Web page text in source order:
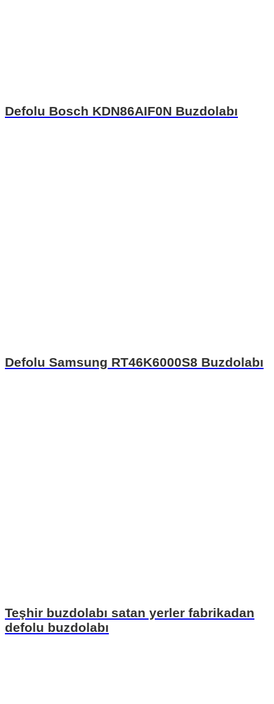
Defolu Bosch KDN86AIF0N Buzdolabı
Defolu Samsung RT46K6000S8 Buzdolabı
Teşhir buzdolabı satan yerler fabrikadan
defolu buzdolabı